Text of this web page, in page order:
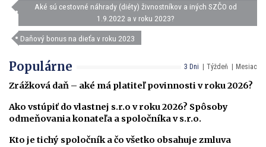
Aké sú cestovné náhrady (diéty) živnostníkov a iných SZČO od
1.9.2022 a v roku 2023?
Daňový bonus na dieťa v roku 2023
3 Dni Týždeň Mesiac
Populárne
Zrážková daň – aké má platiteľ povinnosti v roku 2026?
Ako vstúpiť do vlastnej s.r.o v roku 2026? Spôsoby
odmeňovania konateľa a spoločníka v s.r.o.
Kto je tichý spoločník a čo všetko obsahuje zmluva